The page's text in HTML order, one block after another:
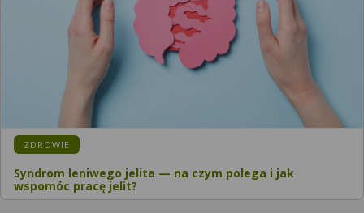
ZDROWIE
Syndrom leniwego jelita — na czym polega i jak
wspomóc pracę jelit?